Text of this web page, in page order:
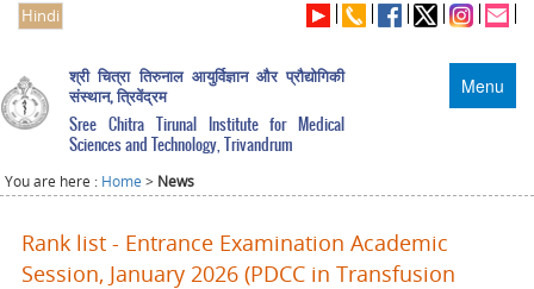
Hindi
Menu
श्री चित्रा तिरुनाल आयुर्विज्ञान और प्रौद्योगिकी
संस्थान, त्रिवेंद्रम
Sree Chitra Tirunal Institute for Medical
Sciences and Technology, Trivandrum
You are here : Home > News
Rank list - Entrance Examination Academic
Session, January 2026 (PDCC in Transfusion